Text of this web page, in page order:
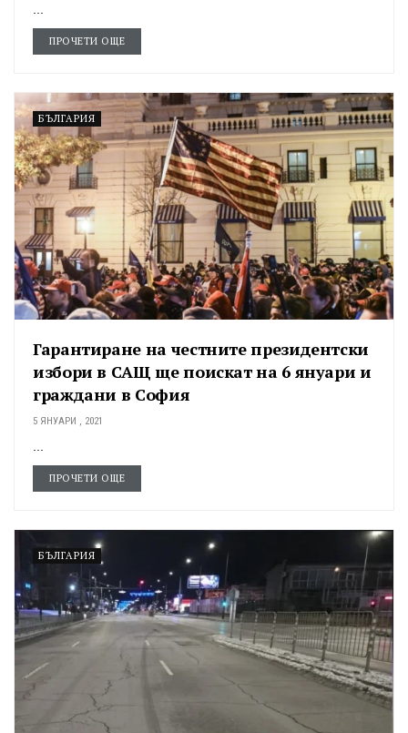
ПРОЧЕТИ ОЩЕ
БЪЛГАРИЯ
Гарантиране на честните президентски
избори в САЩ ще поискат на 6 януари и
граждани в София
5 ЯНУАРИ , 2021
ПРОЧЕТИ ОЩЕ
БЪЛГАРИЯ